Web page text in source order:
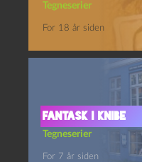
Tegneserier
For 18 år siden
Fantask i Knibe
Tegneserier
For 7 år siden